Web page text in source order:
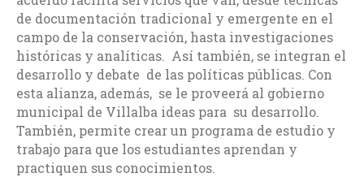
de documentación tradicional y emergente en el
campo de la conservación, hasta investigaciones
históricas y analíticas. Así también, se integran el
desarrollo y debate de las políticas públicas. Con
esta alianza, además, se le proveerá al gobierno
municipal de Villalba ideas para su desarrollo.
También, permite crear un programa de estudio y
trabajo para que los estudiantes aprendan y
practiquen sus conocimientos.